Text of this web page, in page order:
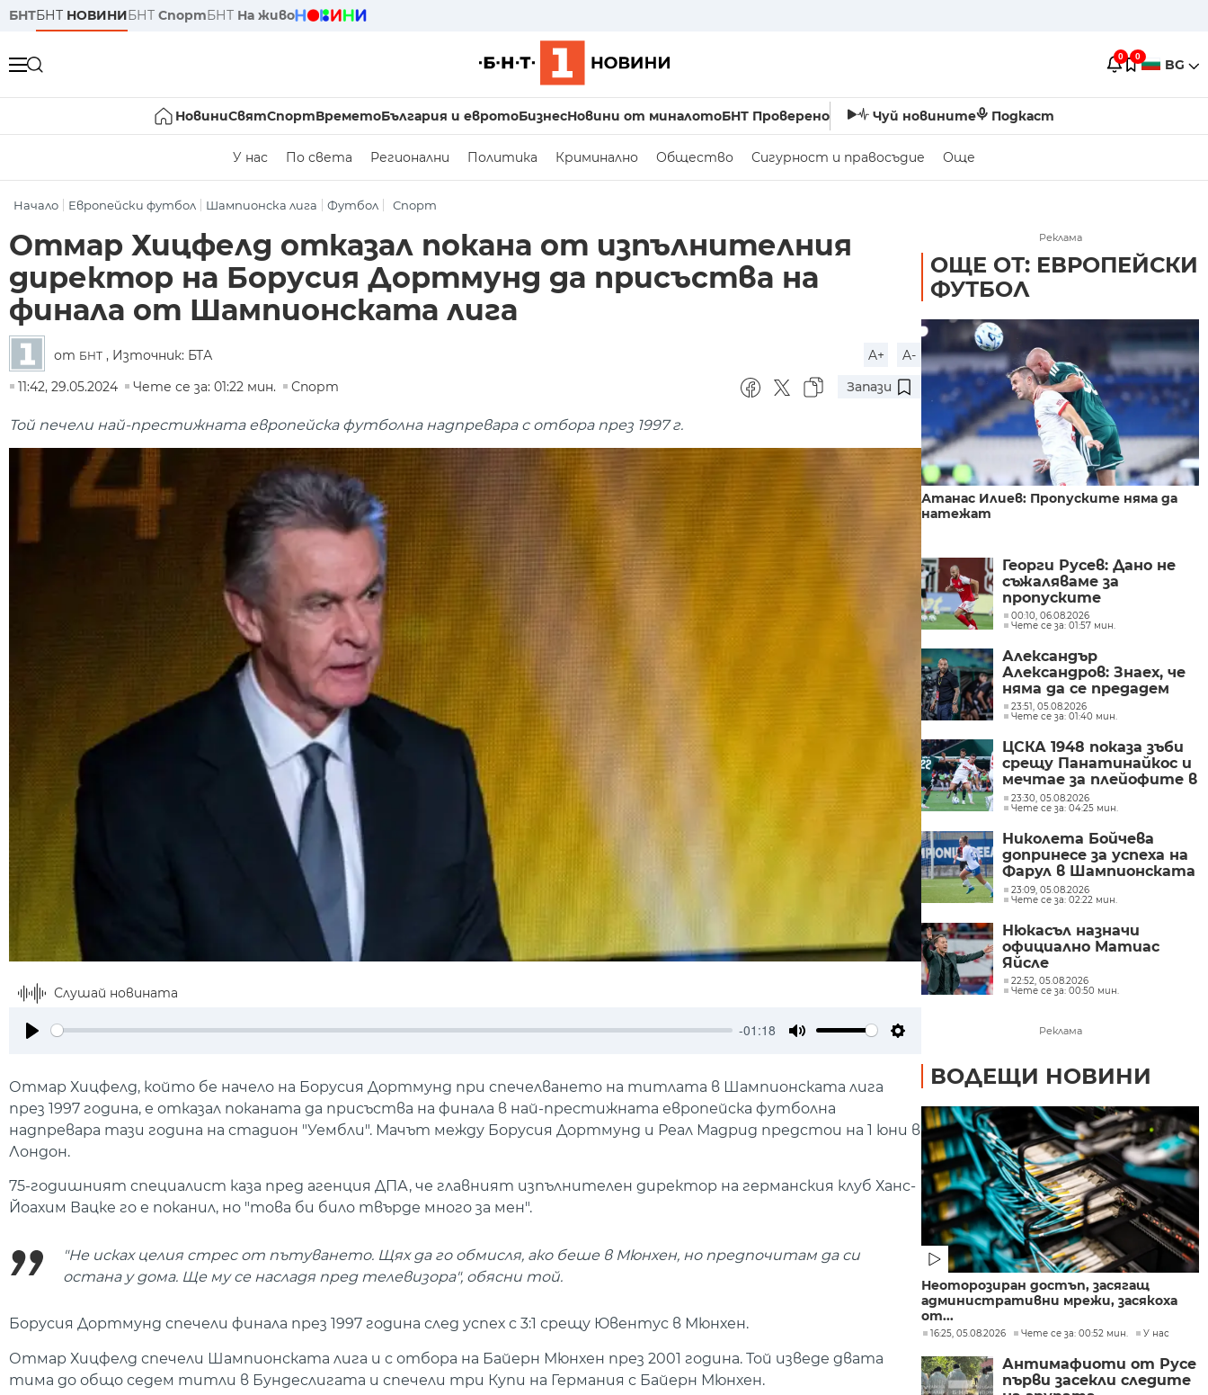
БНТБНТ НОВИНИБНТ СпортБНТ На живо
0 0 BG
НовиниСвятСпортВреметоБългария и евротоБизнесНовини от миналотоБНТ Проверено Чуй новините Подкаст
У нас По света Регионални Политика Криминално Общество Сигурност и правосъдие Още
Начало Европейски футбол Шампионска лига Футбол Спорт
Отмар Хицфелд отказал покана от изпълнителния
директор на Борусия Дортмунд да присъства на
финала от Шампионската лига
от БНТ , Източник: БТА A+
A-
11:42, 29.05.2024
Чете се за: 01:22 мин. Спорт Запази
Той печели най-престижната европейска футболна надпревара с отбора през 1997 г.
Слушай новината
-01:18
Отмар Хицфелд, който бе начело на Борусия Дортмунд при спечелването на титлата в Шампионската лига
през 1997 година, е отказал поканата да присъства на финала в най-престижната европейска футболна
надпревара тази година на стадион "Уембли". Мачът между Борусия Дортмунд и Реал Мадрид предстои на 1 юни в
Лондон.
75-годишният специалист каза пред агенция ДПА, че главният изпълнителен директор на германския клуб Ханс-
Йоахим Вацке го е поканил, но "това би било твърде много за мен".
"Не исках целия стрес от пътуването. Щях да го обмисля, ако беше в Мюнхен, но предпочитам да си
остана у дома. Ще му се насладя пред телевизора", обясни той.
Борусия Дортмунд спечели финала през 1997 година след успех с 3:1 срещу Ювентус в Мюнхен.
Отмар Хицфелд спечели Шампионската лига и с отбора на Байерн Мюнхен през 2001 година. Той изведе двата
тима до общо седем титли в Бундеслигата и спечели три Купи на Германия с Байерн Мюнхен.
Реклама
ОЩЕ ОТ: ЕВРОПЕЙСКИ
ФУТБОЛ
Атанас Илиев: Пропуските няма да
натежат
Георги Русев: Дано не
съжаляваме за
пропуските
00:10, 06.08.2026
Чете се за: 01:57 мин.
Александър
Александров: Знаех, че
няма да се предадем
23:51, 05.08.2026
Чете се за: 01:40 мин.
ЦСКА 1948 показа зъби
срещу Панатинайкос и
мечтае за плейофите в
Лигата на
конференциите
23:30, 05.08.2026
Чете се за: 04:25 мин.
Николета Бойчева
допринесе за успеха на
Фарул в Шампионската
лига
23:09, 05.08.2026
Чете се за: 02:22 мин.
Нюкасъл назначи
официално Матиас
Яйсле
22:52, 05.08.2026
Чете се за: 00:50 мин.
Реклама
ВОДЕЩИ НОВИНИ
Неоторозиран достъп, засягащ
административни мрежи, засякоха
от...
16:25, 05.08.2026 Чете се за: 00:52 мин. У нас
Антимафиоти от Русе
първи засекли следите